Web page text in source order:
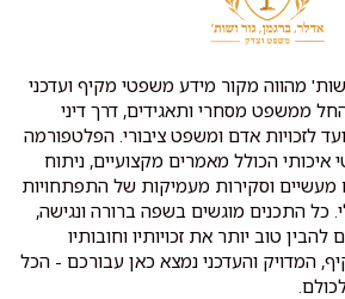
מהווה מקור מידע משפטי מקיף ועדכני
ממשפט מסחרי ותאגידים, דרך דיני
ועד לזכויות אדם ומשפט ציבורי. הפלטפורמה
הכולל מאמרים מקצועיים, ניתוח
מעשיים וסקירות מעמיקות של התפתחויות
התכנים מוגשים בשפה ברורה ונגישה,
טוב יותר את זכויותיו וחובותיו
המדויק והעדכני נמצא כאן עבורכם - הכל